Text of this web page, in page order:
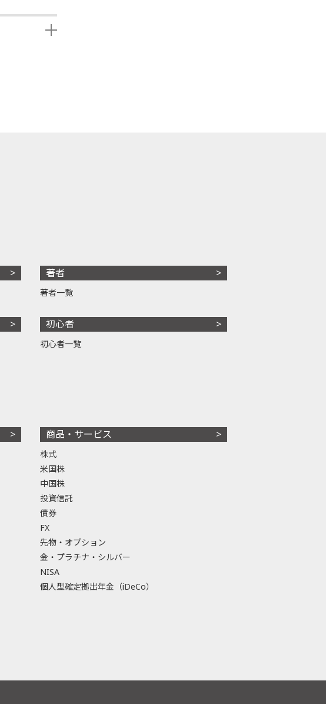
著者
著者一覧
初心者
初心者一覧
商品・サービス
株式
米国株
中国株
投資信託
債券
FX
先物・オプション
金・プラチナ・シルバー
NISA
個人型確定拠出年金（iDeCo）